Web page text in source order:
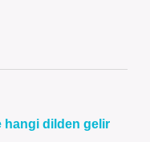
hangi dilden gelir